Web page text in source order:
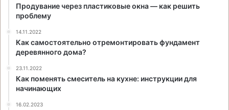
Продувание через пластиковые окна — как решить
проблему
14.11.2022
Как самостоятельно отремонтировать фундамент
деревянного дома?
23.11.2022
Как поменять смеситель на кухне: инструкции для
начинающих
16.02.2023